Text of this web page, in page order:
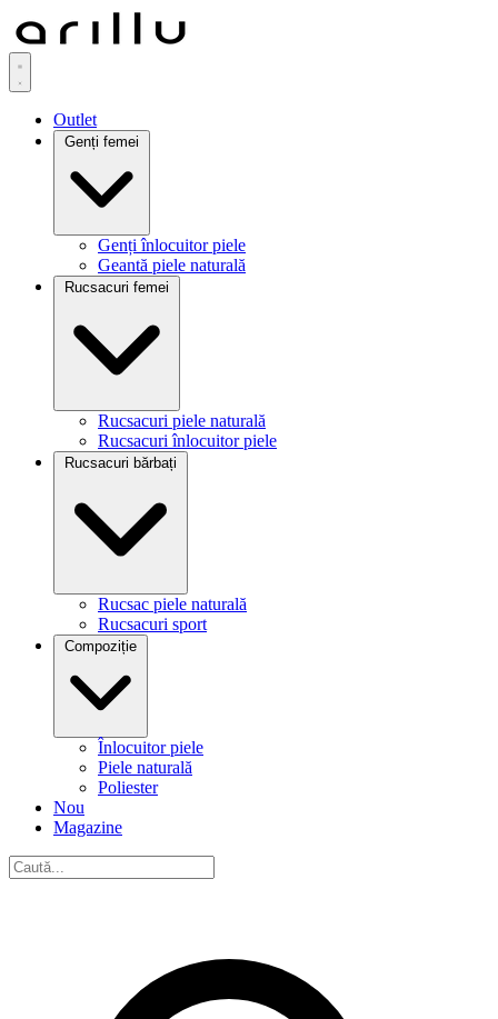
Outlet
Genți femei
Genți înlocuitor piele
Geantă piele naturală
Rucsacuri femei
Rucsacuri piele naturală
Rucsacuri înlocuitor piele
Rucsacuri bărbați
Rucsac piele naturală
Rucsacuri sport
Compoziție
Înlocuitor piele
Piele naturală
Poliester
Nou
Magazine